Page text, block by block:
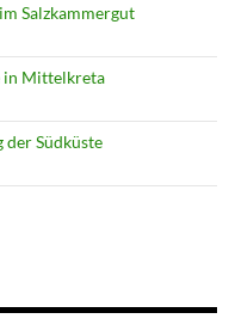
Salzkammergut
in Mittelkreta
der Südküste